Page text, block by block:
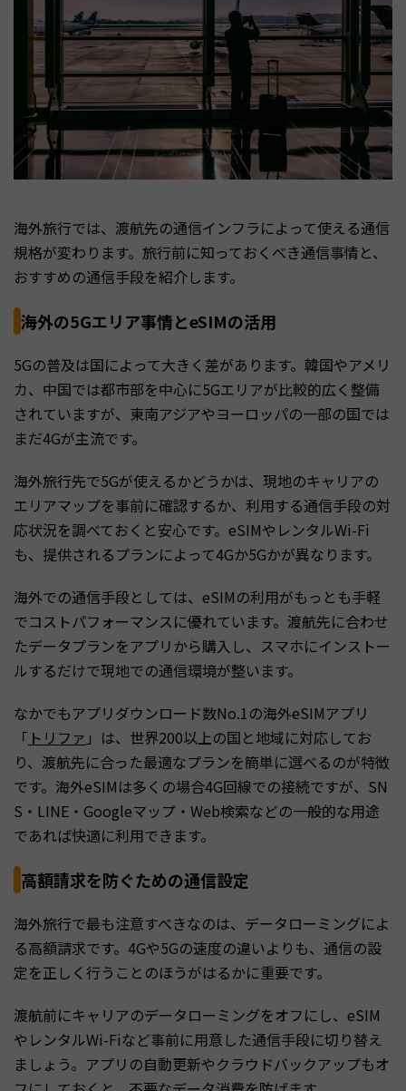
海外旅行では、渡航先の通信インフラによって使える通信
規格が変わります。旅行前に知っておくべき通信事情と、
おすすめの通信手段を紹介します。
海外の5Gエリア事情とeSIMの活用
5Gの普及は国によって大きく差があります。韓国やアメリ
カ、中国では都市部を中心に5Gエリアが比較的広く整備
されていますが、東南アジアやヨーロッパの一部の国では
まだ4Gが主流です。
海外旅行先で5Gが使えるかどうかは、現地のキャリアの
エリアマップを事前に確認するか、利用する通信手段の対
応状況を調べておくと安心です。eSIMやレンタルWi-Fi
も、提供されるプランによって4Gか5Gかが異なります。
海外での通信手段としては、eSIMの利用がもっとも手軽
でコストパフォーマンスに優れています。渡航先に合わせ
たデータプランをアプリから購入し、スマホにインストー
ルするだけで現地での通信環境が整います。
なかでもアプリダウンロード数No.1の海外eSIMアプリ
「 トリファ 」は、世界200以上の国と地域に対応してお
り、渡航先に合った最適なプランを簡単に選べるのが特徴
です。海外eSIMは多くの場合4G回線での接続ですが、SN
S・LINE・Googleマップ・Web検索などの一般的な用途
であれば快適に利用できます。
高額請求を防ぐための通信設定
海外旅行で最も注意すべきなのは、データローミングによ
る高額請求です。4Gや5Gの速度の違いよりも、通信の設
定を正しく行うことのほうがはるかに重要です。
渡航前にキャリアのデータローミングをオフにし、eSIM
やレンタルWi-Fiなど事前に用意した通信手段に切り替え
ましょう。アプリの自動更新やクラウドバックアップもオ